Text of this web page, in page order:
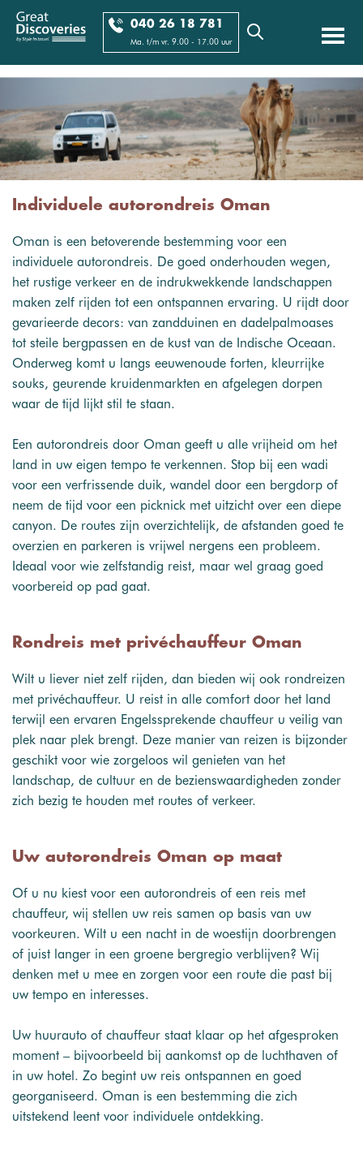
040 26 18 781
Ma. t/m vr. 9.00 - 17.00 uur
Individuele autorondreis Oman
Oman is een betoverende bestemming voor een
individuele autorondreis. De goed onderhouden wegen,
het rustige verkeer en de indrukwekkende landschappen
maken zelf rijden tot een ontspannen ervaring. U rijdt door
gevarieerde decors: van zandduinen en dadelpalmoases
tot steile bergpassen en de kust van de Indische Oceaan.
Onderweg komt u langs eeuwenoude forten, kleurrijke
souks, geurende kruidenmarkten en afgelegen dorpen
waar de tijd lijkt stil te staan.
Een autorondreis door Oman geeft u alle vrijheid om het
land in uw eigen tempo te verkennen. Stop bij een wadi
voor een verfrissende duik, wandel door een bergdorp of
neem de tijd voor een picknick met uitzicht over een diepe
canyon. De routes zijn overzichtelijk, de afstanden goed te
overzien en parkeren is vrijwel nergens een probleem.
Ideaal voor wie zelfstandig reist, maar wel graag goed
voorbereid op pad gaat.
Rondreis met privéchauffeur Oman
Wilt u liever niet zelf rijden, dan bieden wij ook rondreizen
met privéchauffeur. U reist in alle comfort door het land
terwijl een ervaren Engelssprekende chauffeur u veilig van
plek naar plek brengt. Deze manier van reizen is bijzonder
geschikt voor wie zorgeloos wil genieten van het
landschap, de cultuur en de bezienswaardigheden zonder
zich bezig te houden met routes of verkeer.
Uw autorondreis Oman op maat
Of u nu kiest voor een autorondreis of een reis met
chauffeur, wij stellen uw reis samen op basis van uw
voorkeuren. Wilt u een nacht in de woestijn doorbrengen
of juist langer in een groene bergregio verblijven? Wij
denken met u mee en zorgen voor een route die past bij
uw tempo en interesses.
Uw huurauto of chauffeur staat klaar op het afgesproken
moment – bijvoorbeeld bij aankomst op de luchthaven of
in uw hotel. Zo begint uw reis ontspannen en goed
georganiseerd. Oman is een bestemming die zich
uitstekend leent voor individuele ontdekking.